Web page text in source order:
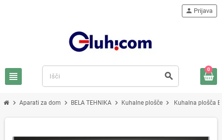
view_headline search
person Prijava
0
chevron_right Aparati za dom chevron_right BELA TEHNIKA chevron_right Kuhalne plošče chevron_right Kuhalna plošča